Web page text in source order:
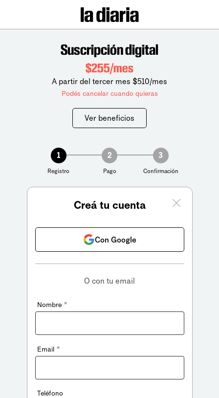
Suscripción digital
$255/mes
A partir del tercer mes $510/mes
Podés cancelar cuando quieras
Ver beneficios
1
Registro
2
Pago
3
Confirmación
Creá tu cuenta
Con Google
O con tu email
Nombre *
Email *
Teléfono